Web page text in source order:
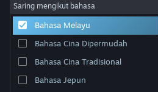
Sokongan
Ubah bahasa
Dapatkan Steam Mobile App
Saring mengikut bahasa
Bahasa Melayu
Bahasa Cina Dipermudah
Bahasa Cina Tradisional
Bahasa Jepun
Susun mengikut Perkaitan
0 hasil sepadan dengan carian anda. 1
berdasarkan pilihan anda.